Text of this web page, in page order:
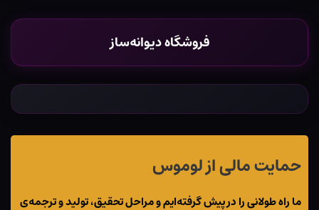
فروشگاه دیوانه‌ساز
حمایت مالی از لوموس
ما راه طولانی را در پیش گرفته‌ایم و مراحل تحقیق، تولید و ترجمه‌ی